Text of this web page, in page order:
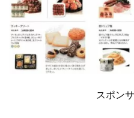
スポン